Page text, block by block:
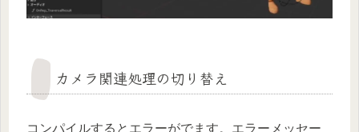
カメラ関連処理の切り替え
コンパイルするとエラーがでます。エラーメッセー